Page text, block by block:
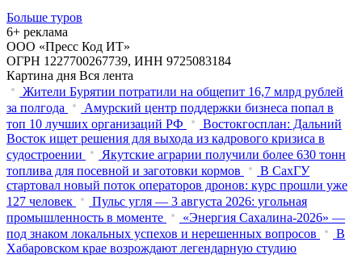
Больше туров
6+ реклама
ООО «Пресс Код ИТ»
ОГРН 1227700267739, ИНН 9725083184
Картина дня Вся лента
Жители Бурятии потратили на общепит 16,7 млрд рублей
за полгода
Амурский центр поддержки бизнеса попал в
топ 10 лучших организаций РФ
Востокгосплан: Дальний
Восток ищет решения для выхода из кадрового кризиса в
судостроении
Якутские аграрии получили более 630 тонн
топлива для посевной и заготовки кормов
В СахГУ
стартовал новый поток операторов дронов: курс прошли уже
127 человек
Пульс угля — 3 августа 2026: угольная
промышленность в моменте
«Энергия Сахалина-2026» —
под знаком локальных успехов и нерешенных вопросов
В
Хабаровском крае возрождают легендарную студию